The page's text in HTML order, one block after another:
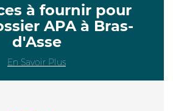
à fournir pour
APA à Bras-
d'Asse
En Savoir Plus